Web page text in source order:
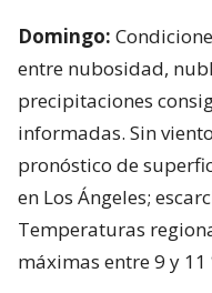
Domingo:
entre nubosidad,
precipitaciones
informadas. Sin
pronóstico de
en Los Ángeles;
Temperaturas
máximas entre 9 y 11